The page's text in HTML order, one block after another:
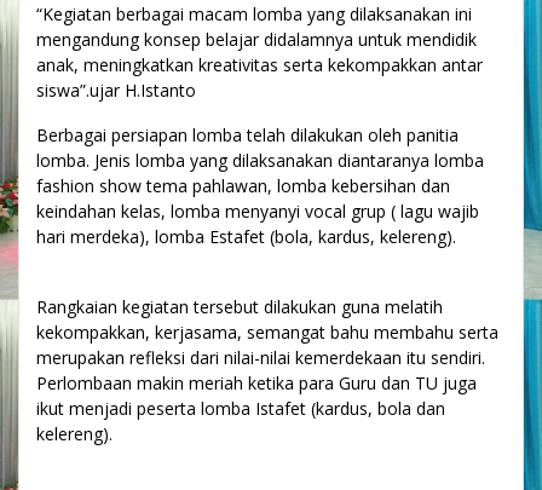
“Kegiatan berbagai macam lomba yang dilaksanakan ini
mengandung konsep belajar didalamnya untuk mendidik
anak, meningkatkan kreativitas serta kekompakkan antar
siswa”.ujar H.Istanto
Berbagai persiapan lomba telah dilakukan oleh panitia
lomba. Jenis lomba yang dilaksanakan diantaranya lomba
fashion show tema pahlawan, lomba kebersihan dan
keindahan kelas, lomba menyanyi vocal grup ( lagu wajib
hari merdeka), lomba Estafet (bola, kardus, kelereng).
Rangkaian kegiatan tersebut dilakukan guna melatih
kekompakkan, kerjasama, semangat bahu membahu serta
merupakan refleksi dari nilai-nilai kemerdekaan itu sendiri.
Perlombaan makin meriah ketika para Guru dan TU juga
ikut menjadi peserta lomba Istafet (kardus, bola dan
kelereng).